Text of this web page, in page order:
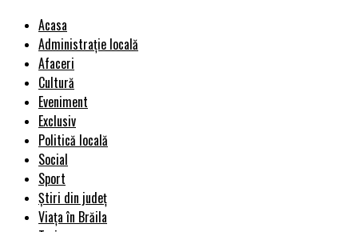
Acasa
Administrație locală
Afaceri
Cultură
Eveniment
Exclusiv
Politică locală
Social
Sport
Știri din județ
Viața în Brăila